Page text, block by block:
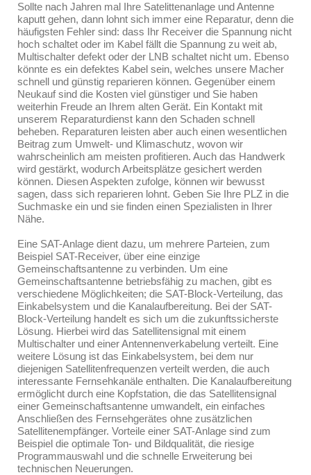
Sollte nach Jahren mal Ihre Satelittenanlage und Antenne
kaputt gehen, dann lohnt sich immer eine Reparatur, denn die
häufigsten Fehler sind: dass Ihr Receiver die Spannung nicht
hoch schaltet oder im Kabel fällt die Spannung zu weit ab,
Multischalter defekt oder der LNB schaltet nicht um. Ebenso
könnte es ein defektes Kabel sein, welches unsere Macher
schnell und günstig reparieren können. Gegenüber einem
Neukauf sind die Kosten viel günstiger und Sie haben
weiterhin Freude an Ihrem alten Gerät. Ein Kontakt mit
unserem Reparaturdienst kann den Schaden schnell
beheben. Reparaturen leisten aber auch einen wesentlichen
Beitrag zum Umwelt- und Klimaschutz, wovon wir
wahrscheinlich am meisten profitieren. Auch das Handwerk
wird gestärkt, wodurch Arbeitsplätze gesichert werden
können. Diesen Aspekten zufolge, können wir bewusst
sagen, dass sich reparieren lohnt. Geben Sie Ihre PLZ in die
Suchmaske ein und sie finden einen Spezialisten in Ihrer
Nähe.
Eine SAT-Anlage dient dazu, um mehrere Parteien, zum
Beispiel SAT-Receiver, über eine einzige
Gemeinschaftsantenne zu verbinden. Um eine
Gemeinschaftsantenne betriebsfähig zu machen, gibt es
verschiedene Möglichkeiten; die SAT-Block-Verteilung, das
Einkabelsystem und die Kanalaufbereitung. Bei der SAT-
Block-Verteilung handelt es sich um die zukunftssicherste
Lösung. Hierbei wird das Satellitensignal mit einem
Multischalter und einer Antennenverkabelung verteilt. Eine
weitere Lösung ist das Einkabelsystem, bei dem nur
diejenigen Satellitenfrequenzen verteilt werden, die auch
interessante Fernsehkanäle enthalten. Die Kanalaufbereitung
ermöglicht durch eine Kopfstation, die das Satellitensignal
einer Gemeinschaftsantenne umwandelt, ein einfaches
Anschließen des Fernsehgerätes ohne zusätzlichen
Satellitenempfänger. Vorteile einer SAT-Anlage sind zum
Beispiel die optimale Ton- und Bildqualität, die riesige
Programmauswahl und die schnelle Erweiterung bei
technischen Neuerungen.